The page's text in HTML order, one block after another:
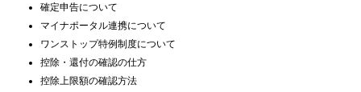
確定申告について
マイナポータル連携について
ワンストップ特例制度について
控除・還付の確認の仕方
控除上限額の確認方法